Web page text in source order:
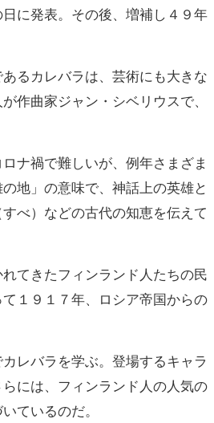
に発表。その後、増補し４９年
るカレバラは、芸術にも大きな
作曲家ジャン・シベリウスで、
ナ禍で難しいが、例年さまざま
地」の意味で、神話上の英雄と
べ）などの古代の知恵を伝えて
てきたフィンランド人たちの民
１９１７年、ロシア帝国からの
レバラを学ぶ。登場するキャラ
には、フィンランド人の人気の
ているのだ。